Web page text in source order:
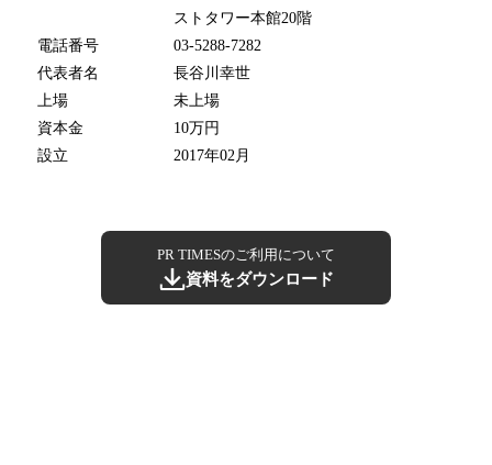
ストタワー本館20階
電話番号
03-5288-7282
代表者名
長谷川幸世
上場
未上場
資本金
10万円
設立
2017年02月
PR TIMESのご利用について
資料をダウンロード